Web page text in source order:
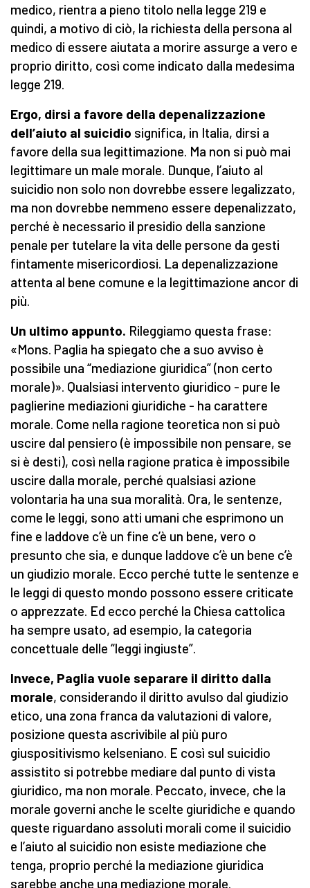
medico, rientra a pieno titolo nella legge 219 e
quindi, a motivo di ciò, la richiesta della persona al
medico di essere aiutata a morire assurge a vero e
proprio diritto, così come indicato dalla medesima
legge 219.
Ergo, dirsi a favore della depenalizzazione
dell’aiuto al suicidio significa, in Italia, dirsi a
favore della sua legittimazione. Ma non si può mai
legittimare un male morale. Dunque, l’aiuto al
suicidio non solo non dovrebbe essere legalizzato,
ma non dovrebbe nemmeno essere depenalizzato,
perché è necessario il presidio della sanzione
penale per tutelare la vita delle persone da gesti
fintamente misericordiosi. La depenalizzazione
attenta al bene comune e la legittimazione ancor di
più.
Un ultimo appunto. Rileggiamo questa frase:
«Mons. Paglia ha spiegato che a suo avviso è
possibile una “mediazione giuridica” (non certo
morale)». Qualsiasi intervento giuridico - pure le
paglierine mediazioni giuridiche - ha carattere
morale. Come nella ragione teoretica non si può
uscire dal pensiero (è impossibile non pensare, se
si è desti), così nella ragione pratica è impossibile
uscire dalla morale, perché qualsiasi azione
volontaria ha una sua moralità. Ora, le sentenze,
come le leggi, sono atti umani che esprimono un
fine e laddove c’è un fine c’è un bene, vero o
presunto che sia, e dunque laddove c’è un bene c’è
un giudizio morale. Ecco perché tutte le sentenze e
le leggi di questo mondo possono essere criticate
o apprezzate. Ed ecco perché la Chiesa cattolica
ha sempre usato, ad esempio, la categoria
concettuale delle “leggi ingiuste”.
Invece, Paglia vuole separare il diritto dalla
morale, considerando il diritto avulso dal giudizio
etico, una zona franca da valutazioni di valore,
posizione questa ascrivibile al più puro
giuspositivismo kelseniano. E così sul suicidio
assistito si potrebbe mediare dal punto di vista
giuridico, ma non morale. Peccato, invece, che la
morale governi anche le scelte giuridiche e quando
queste riguardano assoluti morali come il suicidio
e l’aiuto al suicidio non esiste mediazione che
tenga, proprio perché la mediazione giuridica
sarebbe anche una mediazione morale.